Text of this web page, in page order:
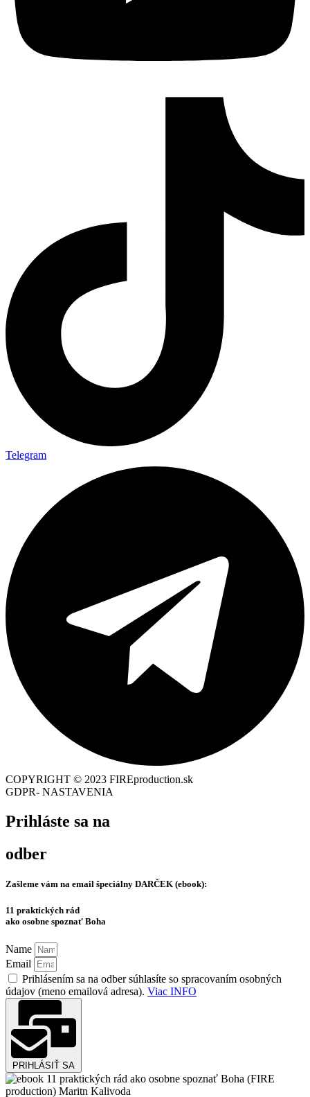
Telegram
COPYRIGHT © 2023 FIREproduction.sk
GDPR- NASTAVENIA
Prihláste sa na
odber
Zašleme vám na email špeciálny DARČEK (ebook):
11 praktických rád
ako osobne spoznať Boha
Name
Email
Prihlásením sa na odber súhlasíte so spracovaním osobných
údajov (meno emailová adresa). Viac INFO
PRIHLÁSIŤ SA